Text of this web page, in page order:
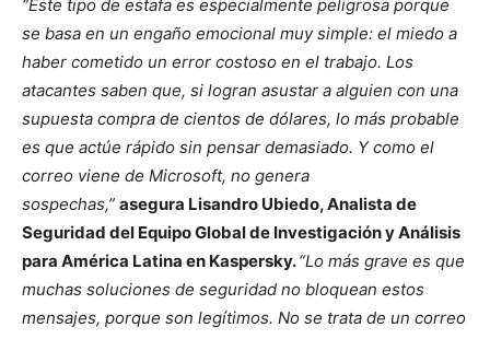
“Este tipo de estafa es especialmente peligrosa porque
se basa en un engaño emocional muy simple: el miedo a
haber cometido un error costoso en el trabajo. Los
atacantes saben que, si logran asustar a alguien con una
supuesta compra de cientos de dólares, lo más probable
es que actúe rápido sin pensar demasiado. Y como el
correo viene de Microsoft, no genera
sospechas,” asegura Lisandro Ubiedo, Analista de
Seguridad del Equipo Global de Investigación y Análisis
para América Latina en Kaspersky.“Lo más grave es que
muchas soluciones de seguridad no bloquean estos
mensajes, porque son legítimos. No se trata de un correo